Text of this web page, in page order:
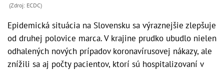
(Zdroj: ECDC)
Epidemická situácia na Slovensku sa výraznejšie zlepšuje
od druhej polovice marca. V krajine prudko ubudlo nielen
odhalených nových prípadov koronavírusovej nákazy, ale
znížili sa aj počty pacientov, ktorí sú hospitalizovaní v